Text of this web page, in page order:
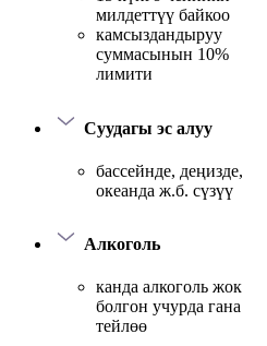
милдеттүү байкоо
камсыздандыруу
суммасынын 10%
лимити
Суудагы эс алуу
бассейнде, деңизде,
океанда ж.б. сүзүү
Алкоголь
канда алкоголь жок
болгон учурда гана
тейлөө